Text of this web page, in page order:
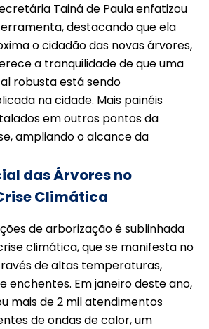
Tainá de Paula enfatizou
destacando que ela
o cidadão das novas árvores,
a tranquilidade de que uma
robusta está sendo
na cidade. Mais painéis
em outros pontos da
ampliando o alcance da
das Árvores no
Climática
de arborização é sublinhada
climática, que se manifesta no
de altas temperaturas,
enchentes. Em janeiro deste ano,
mais de 2 mil atendimentos
de ondas de calor, um